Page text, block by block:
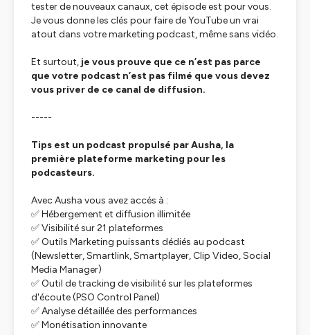
tester de nouveaux canaux, cet épisode est pour vous.
Je vous donne les clés pour faire de YouTube un vrai
atout dans votre marketing podcast, même sans vidéo.
Et surtout, je vous prouve que ce n’est pas parce
que votre podcast n’est pas filmé que vous devez
vous priver de ce canal de diffusion.
-----
Tips est un podcast propulsé par Ausha, la
première plateforme marketing pour les
podcasteurs.
Avec Ausha vous avez accès à :
✅ Hébergement et diffusion illimitée
✅ Visibilité sur 21 plateformes
✅ Outils Marketing puissants dédiés au podcast
(Newsletter, Smartlink, Smartplayer, Clip Video, Social
Media Manager)
✅ Outil de tracking de visibilité sur les plateformes
d'écoute (PSO Control Panel)
✅ Analyse détaillée des performances
✅ Monétisation innovante